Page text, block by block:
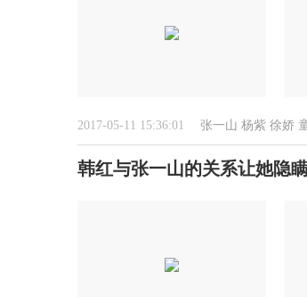
2017-05-11 15:36:01 张一山 杨紫 徐娇
韩红与张一山的关系让她隐